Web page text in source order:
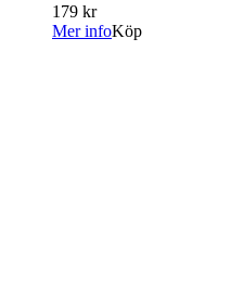
179 kr
Mer infoKöp